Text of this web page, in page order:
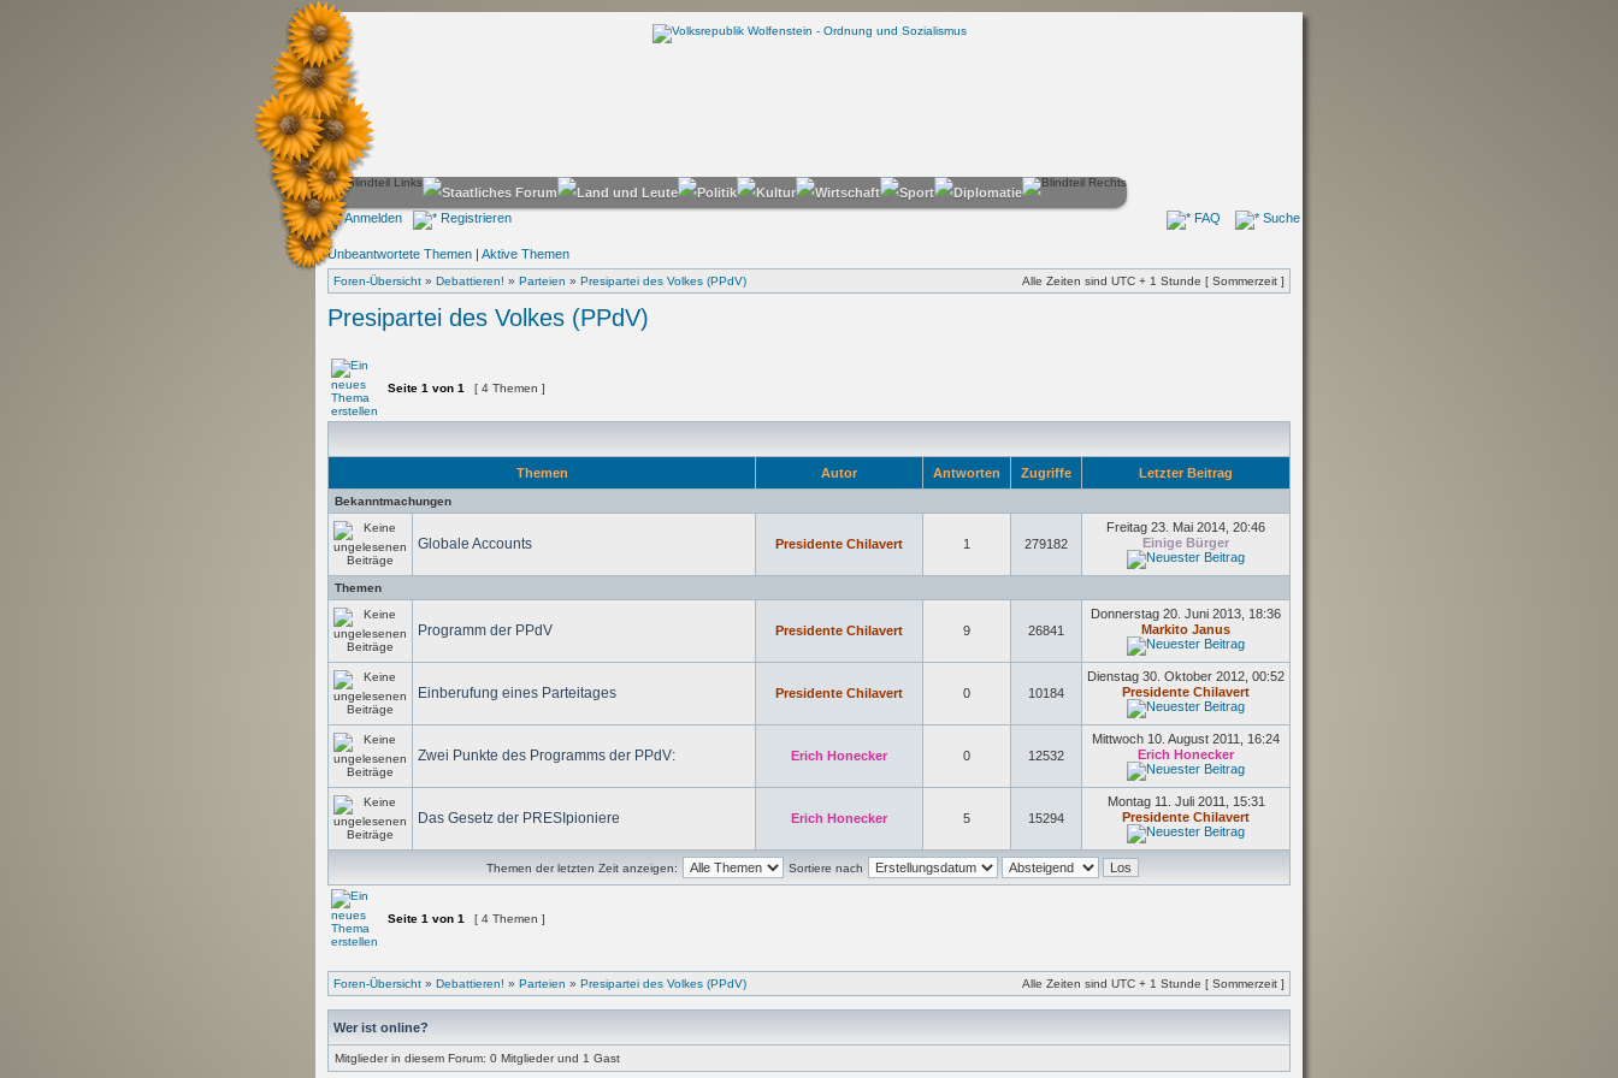
Anmelden Registrieren FAQ Suche
Unbeantwortete Themen | Aktive Themen
Foren-Übersicht » Debattieren! » Parteien » Presipartei des Volkes (PPdV) Alle Zeiten sind UTC + 1 Stunde [ Sommerzeit ]
Presipartei des Volkes (PPdV)
Seite 1 von 1 [ 4 Themen ]
Themen Autor Antworten Zugriffe Letzter Beitrag
Bekanntmachungen
Globale Accounts Presidente Chilavert 1 279182
Freitag 23. Mai 2014, 20:46
Einige Bürger
Themen
Programm der PPdV Presidente Chilavert 9 26841
Donnerstag 20. Juni 2013, 18:36
Markito Janus
Einberufung eines Parteitages Presidente Chilavert 0 10184
Dienstag 30. Oktober 2012, 00:52
Presidente Chilavert
Zwei Punkte des Programms der PPdV: Erich Honecker 0 12532
Mittwoch 10. August 2011, 16:24
Erich Honecker
Das Gesetz der PRESIpioniere Erich Honecker 5 15294
Montag 11. Juli 2011, 15:31
Presidente Chilavert
Themen der letzten Zeit anzeigen: Sortiere nach
Seite 1 von 1 [ 4 Themen ]
Foren-Übersicht » Debattieren! » Parteien » Presipartei des Volkes (PPdV) Alle Zeiten sind UTC + 1 Stunde [ Sommerzeit ]
Wer ist online?
Mitglieder in diesem Forum: 0 Mitglieder und 1 Gast